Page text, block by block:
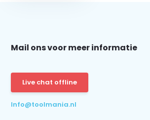
Mail ons voor meer informatie
Live chat offline
Info@toolmania.nl
* Read legal restrictions here